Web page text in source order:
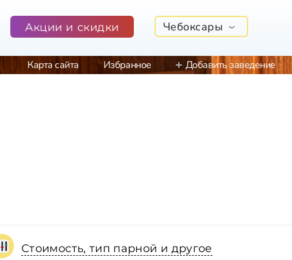
Акции и скидки Чебоксары
Карта сайта Избранное Добавить заведение
Стоимость, тип парной и другое